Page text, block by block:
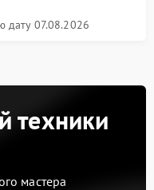
дату 07.08.2026
техники
мастера